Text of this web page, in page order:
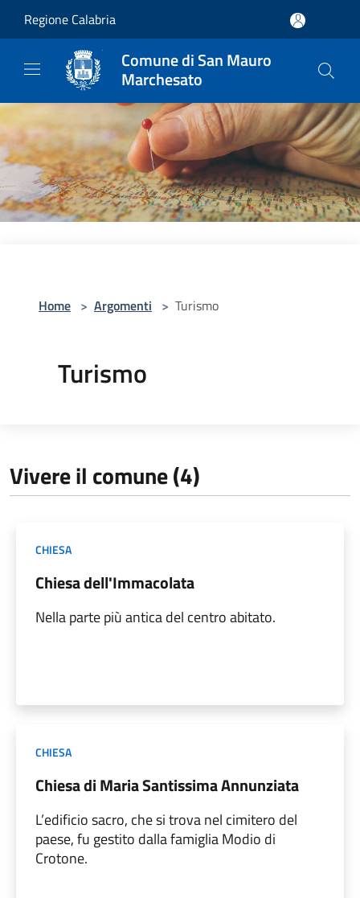
Regione Calabria
Comune di San Mauro
Marchesato
Home > Argomenti > Turismo
Turismo
Vivere il comune (4)
CHIESA
Chiesa dell'Immacolata
Nella parte più antica del centro abitato.
CHIESA
Chiesa di Maria Santissima Annunziata
L’edificio sacro, che si trova nel cimitero del
paese, fu gestito dalla famiglia Modio di
Crotone.